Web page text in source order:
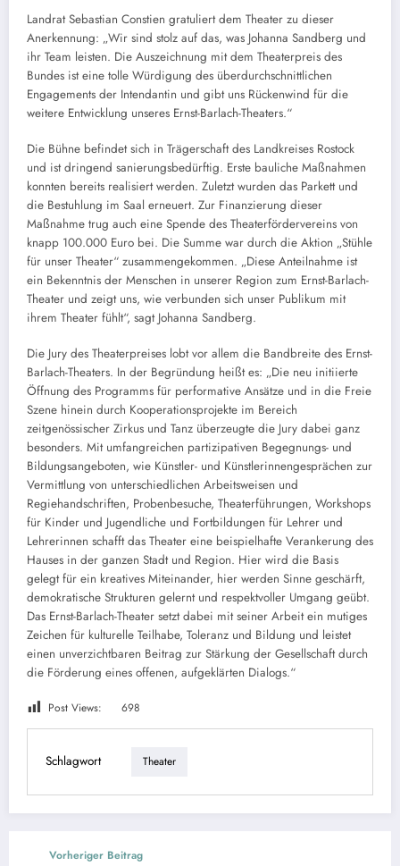
Landrat Sebastian Constien gratuliert dem Theater zu dieser
Anerkennung: „Wir sind stolz auf das, was Johanna Sandberg und
ihr Team leisten. Die Auszeichnung mit dem Theaterpreis des
Bundes ist eine tolle Würdigung des überdurchschnittlichen
Engagements der Intendantin und gibt uns Rückenwind für die
weitere Entwicklung unseres Ernst-Barlach-Theaters.“
Die Bühne befindet sich in Trägerschaft des Landkreises Rostock
und ist dringend sanierungsbedürftig. Erste bauliche Maßnahmen
konnten bereits realisiert werden. Zuletzt wurden das Parkett und
die Bestuhlung im Saal erneuert. Zur Finanzierung dieser
Maßnahme trug auch eine Spende des Theaterfördervereins von
knapp 100.000 Euro bei. Die Summe war durch die Aktion „Stühle
für unser Theater“ zusammengekommen. „Diese Anteilnahme ist
ein Bekenntnis der Menschen in unserer Region zum Ernst-Barlach-
Theater und zeigt uns, wie verbunden sich unser Publikum mit
ihrem Theater fühlt“, sagt Johanna Sandberg.
Die Jury des Theaterpreises lobt vor allem die Bandbreite des Ernst-
Barlach-Theaters. In der Begründung heißt es: „Die neu initiierte
Öffnung des Programms für performative Ansätze und in die Freie
Szene hinein durch Kooperationsprojekte im Bereich
zeitgenössischer Zirkus und Tanz überzeugte die Jury dabei ganz
besonders. Mit umfangreichen partizipativen Begegnungs- und
Bildungsangeboten, wie Künstler- und Künstlerinnengesprächen zur
Vermittlung von unterschiedlichen Arbeitsweisen und
Regiehandschriften, Probenbesuche, Theaterführungen, Workshops
für Kinder und Jugendliche und Fortbildungen für Lehrer und
Lehrerinnen schafft das Theater eine beispielhafte Verankerung des
Hauses in der ganzen Stadt und Region. Hier wird die Basis
gelegt für ein kreatives Miteinander, hier werden Sinne geschärft,
demokratische Strukturen gelernt und respektvoller Umgang geübt.
Das Ernst-Barlach-Theater setzt dabei mit seiner Arbeit ein mutiges
Zeichen für kulturelle Teilhabe, Toleranz und Bildung und leistet
einen unverzichtbaren Beitrag zur Stärkung der Gesellschaft durch
die Förderung eines offenen, aufgeklärten Dialogs.“
Post Views: 698
Schlagwort Theater
Vorheriger Beitrag